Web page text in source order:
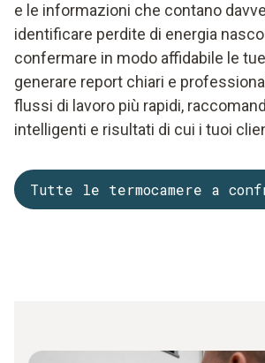
e le informazioni che contano
identificare perdite di energia
confermare in modo affidabile le
generare report chiari e
flussi di lavoro più rapidi,
intelligenti e risultati di cui i tuoi
Tutte le termocamere a